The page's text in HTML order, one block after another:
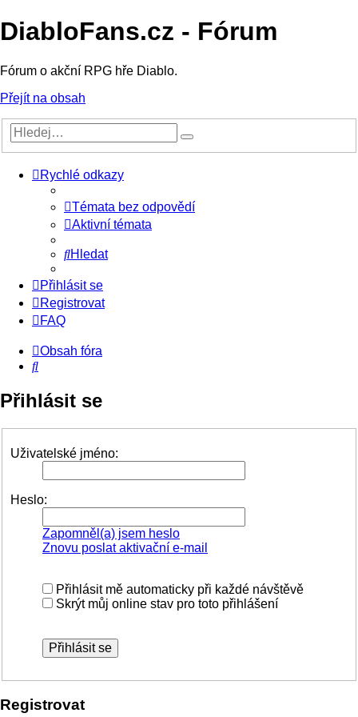
DiabloFans.cz - Fórum
Fórum o akční RPG hře Diablo.
Přejít na obsah
Rychlé odkazy
Témata bez odpovědí
Aktivní témata
Hledat
Přihlásit se
Registrovat
FAQ
Obsah fóra
Hledat
Přihlásit se
Uživatelské jméno:
Heslo:
Zapomněl(a) jsem heslo
Znovu poslat aktivační e-mail
Přihlásit mě automaticky při každé návštěvě
Skrýt můj online stav pro toto přihlášení
Registrovat